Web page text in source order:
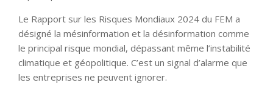
Le Rapport sur les Risques Mondiaux 2024 du FEM a
désigné la mésinformation et la désinformation comme
le principal risque mondial, dépassant même l’instabilité
climatique et géopolitique. C’est un signal d’alarme que
les entreprises ne peuvent ignorer.